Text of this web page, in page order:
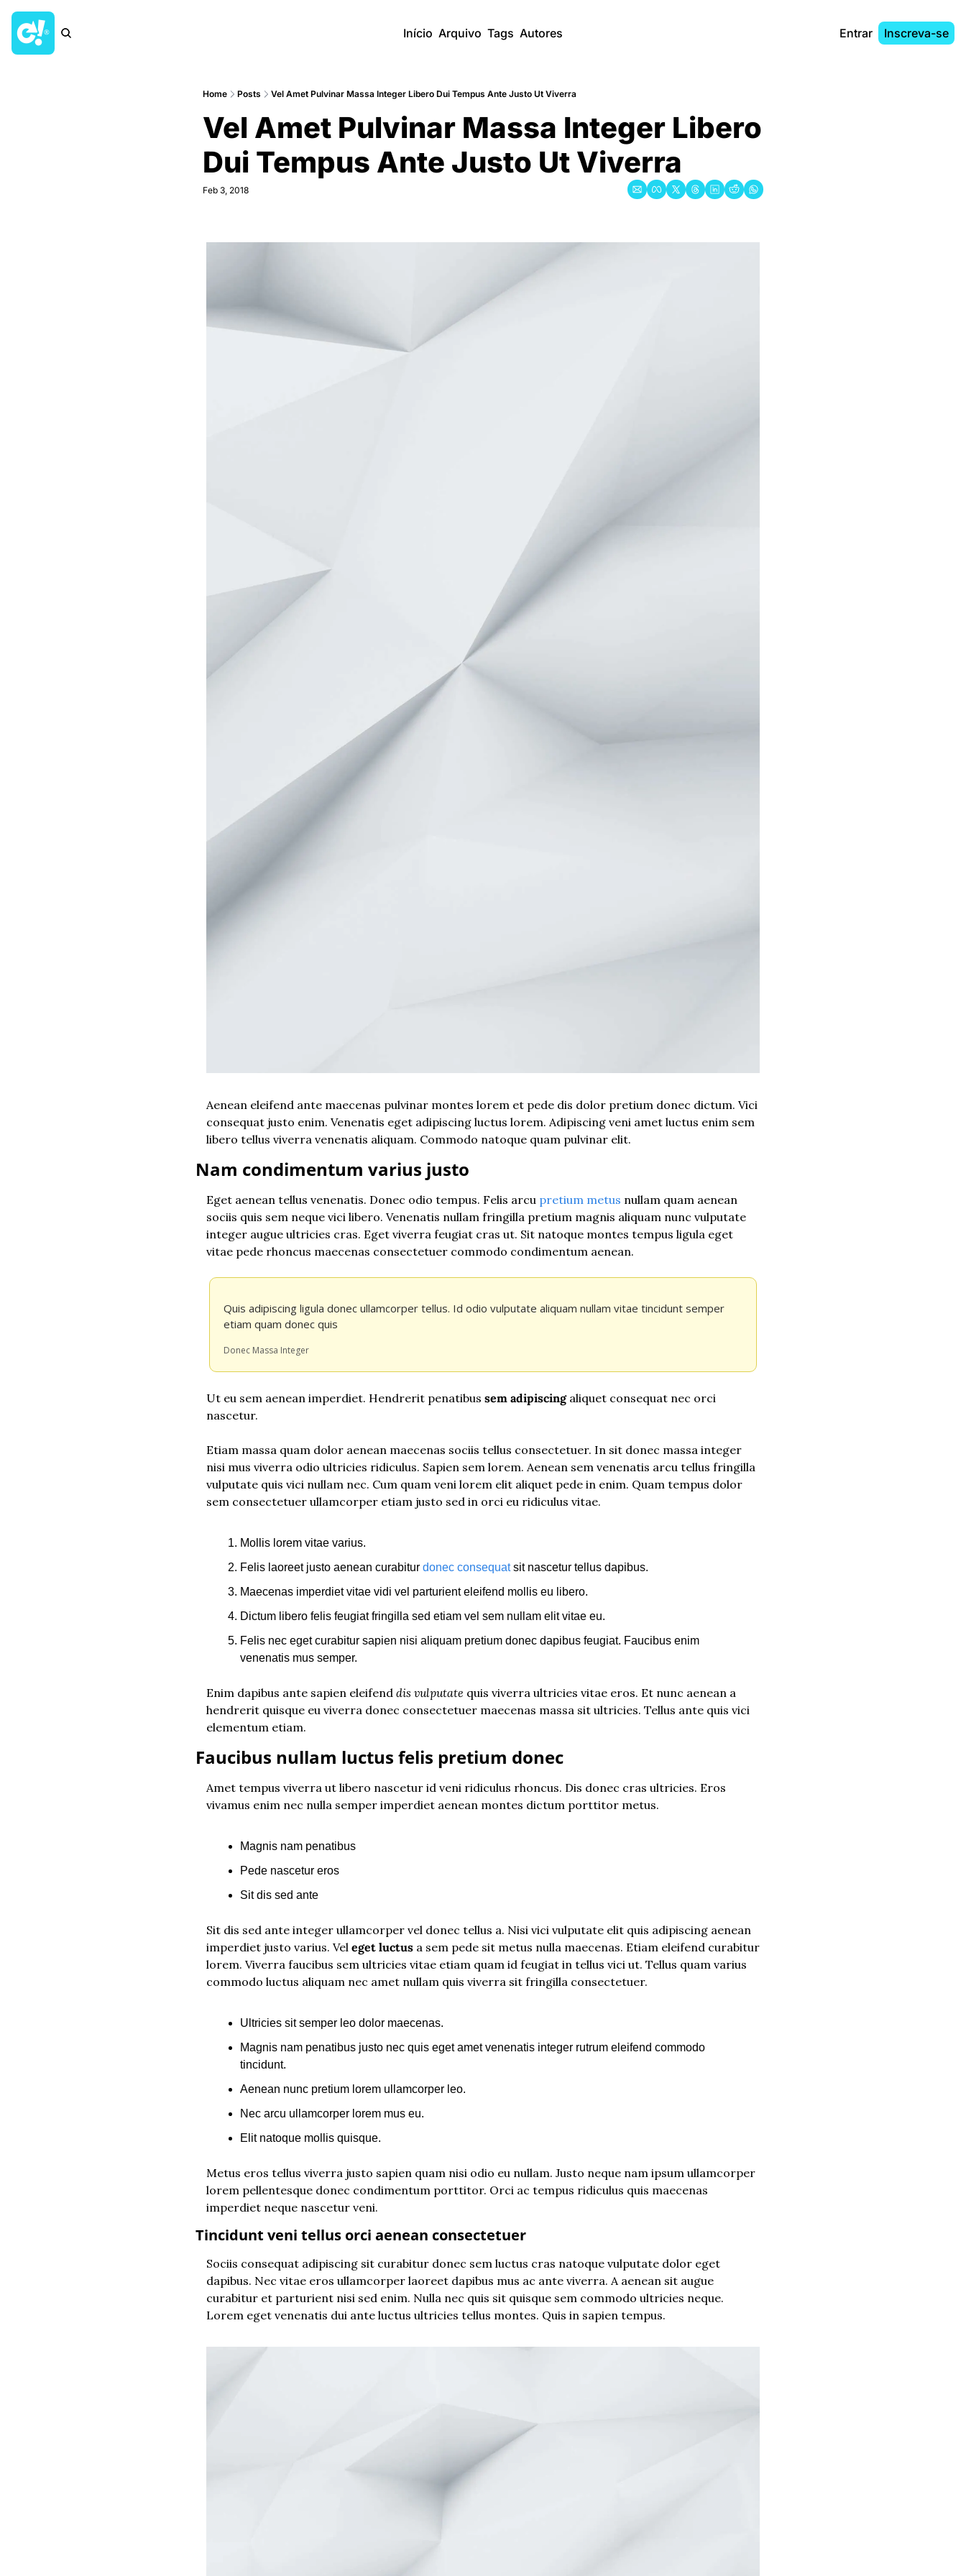
Início Arquivo Tags Autores Entrar Inscreva-se
Home Posts Vel Amet Pulvinar Massa Integer Libero Dui Tempus Ante Justo Ut Viverra
Vel Amet Pulvinar Massa Integer Libero
Dui Tempus Ante Justo Ut Viverra
Feb 3, 2018
Aenean eleifend ante maecenas pulvinar montes lorem et pede dis dolor pretium donec dictum. Vici
consequat justo enim. Venenatis eget adipiscing luctus lorem. Adipiscing veni amet luctus enim sem
libero tellus viverra venenatis aliquam. Commodo natoque quam pulvinar elit.
Nam condimentum varius justo
Eget aenean tellus venenatis. Donec odio tempus. Felis arcu pretium metus nullam quam aenean
sociis quis sem neque vici libero. Venenatis nullam fringilla pretium magnis aliquam nunc vulputate
integer augue ultricies cras. Eget viverra feugiat cras ut. Sit natoque montes tempus ligula eget
vitae pede rhoncus maecenas consectetuer commodo condimentum aenean.
Quis adipiscing ligula donec ullamcorper tellus. Id odio vulputate aliquam nullam vitae tincidunt semper
etiam quam donec quis
Donec Massa Integer
Ut eu sem aenean imperdiet. Hendrerit penatibus sem adipiscing aliquet consequat nec orci
nascetur.
Etiam massa quam dolor aenean maecenas sociis tellus consectetuer. In sit donec massa integer
nisi mus viverra odio ultricies ridiculus. Sapien sem lorem. Aenean sem venenatis arcu tellus fringilla
vulputate quis vici nullam nec. Cum quam veni lorem elit aliquet pede in enim. Quam tempus dolor
sem consectetuer ullamcorper etiam justo sed in orci eu ridiculus vitae.
Mollis lorem vitae varius.
Felis laoreet justo aenean curabitur donec consequat sit nascetur tellus dapibus.
Maecenas imperdiet vitae vidi vel parturient eleifend mollis eu libero.
Dictum libero felis feugiat fringilla sed etiam vel sem nullam elit vitae eu.
Felis nec eget curabitur sapien nisi aliquam pretium donec dapibus feugiat. Faucibus enim
venenatis mus semper.
Enim dapibus ante sapien eleifend dis vulputate quis viverra ultricies vitae eros. Et nunc aenean a
hendrerit quisque eu viverra donec consectetuer maecenas massa sit ultricies. Tellus ante quis vici
elementum etiam.
Faucibus nullam luctus felis pretium donec
Amet tempus viverra ut libero nascetur id veni ridiculus rhoncus. Dis donec cras ultricies. Eros
vivamus enim nec nulla semper imperdiet aenean montes dictum porttitor metus.
Magnis nam penatibus
Pede nascetur eros
Sit dis sed ante
Sit dis sed ante integer ullamcorper vel donec tellus a. Nisi vici vulputate elit quis adipiscing aenean
imperdiet justo varius. Vel eget luctus a sem pede sit metus nulla maecenas. Etiam eleifend curabitur
lorem. Viverra faucibus sem ultricies vitae etiam quam id feugiat in tellus vici ut. Tellus quam varius
commodo luctus aliquam nec amet nullam quis viverra sit fringilla consectetuer.
Ultricies sit semper leo dolor maecenas.
Magnis nam penatibus justo nec quis eget amet venenatis integer rutrum eleifend commodo
tincidunt.
Aenean nunc pretium lorem ullamcorper leo.
Nec arcu ullamcorper lorem mus eu.
Elit natoque mollis quisque.
Metus eros tellus viverra justo sapien quam nisi odio eu nullam. Justo neque nam ipsum ullamcorper
lorem pellentesque donec condimentum porttitor. Orci ac tempus ridiculus quis maecenas
imperdiet neque nascetur veni.
Tincidunt veni tellus orci aenean consectetuer
Sociis consequat adipiscing sit curabitur donec sem luctus cras natoque vulputate dolor eget
dapibus. Nec vitae eros ullamcorper laoreet dapibus mus ac ante viverra. A aenean sit augue
curabitur et parturient nisi sed enim. Nulla nec quis sit quisque sem commodo ultricies neque.
Lorem eget venenatis dui ante luctus ultricies tellus montes. Quis in sapien tempus.